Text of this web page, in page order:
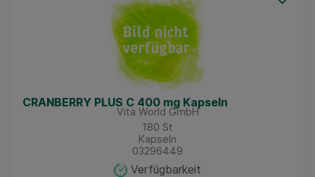
CRANBERRY PLUS C 400 mg Kapseln
Vita World GmbH
180 St
Kapseln
03296449
Verfügbarkeit